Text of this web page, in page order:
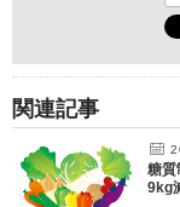
関連記事
糖質
9kg